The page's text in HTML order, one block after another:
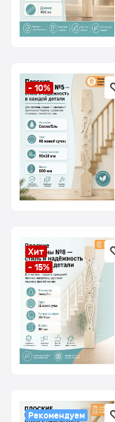
- 10%
Хит
- 15%
Рекомендуем